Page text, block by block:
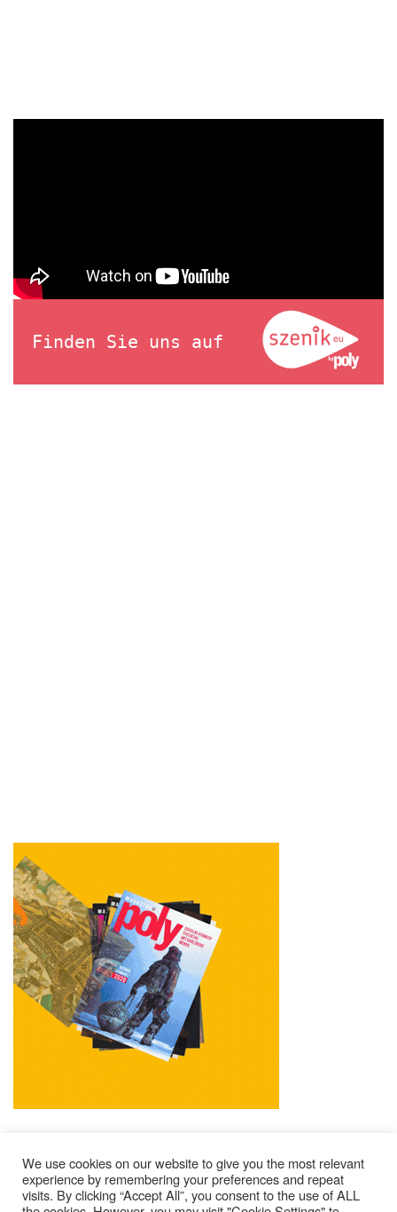
Finden Sie uns auf
Impressum Kontakt Alle Ausgaben Lesen
We use cookies on our website to give you the most relevant
experience by remembering your preferences and repeat
visits. By clicking “Accept All”, you consent to the use of ALL